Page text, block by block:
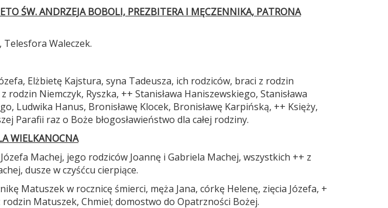
ŚW. ANDRZEJA BOBOLI, PREZBITERA I MĘCZENNIKA, PATRONA
Telesfora Waleczek.
Elżbietę Kajstura, syna Tadeusza, ich rodziców, braci z rodzin
rodzin Niemczyk, Ryszka, ++ Stanisława Haniszewskiego, Stanisława
Ludwika Hanus, Bronisławę Klocek, Bronisławę Karpińską, ++ Księży,
Parafii raz o Boże błogosławieństwo dla całej rodziny.
WIELKANOCNA
Machej, jego rodziców Joannę i Gabriela Machej, wszystkich ++ z
dusze w czyśćcu cierpiące.
Matuszek w rocznicę śmierci, męża Jana, córkę Helenę, zięcia Józefa, +
rodzin Matuszek, Chmiel; domostwo do Opatrzności Bożej.